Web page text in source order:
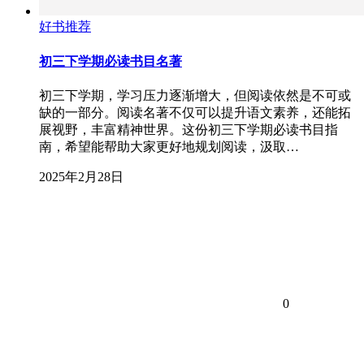
好书推荐
初三下学期必读书目名著
初三下学期，学习压力逐渐增大，但阅读依然是不可或
缺的一部分。阅读名著不仅可以提升语文素养，还能拓
展视野，丰富精神世界。这份初三下学期必读书目指
南，希望能帮助大家更好地规划阅读，汲取…
2025年2月28日
0